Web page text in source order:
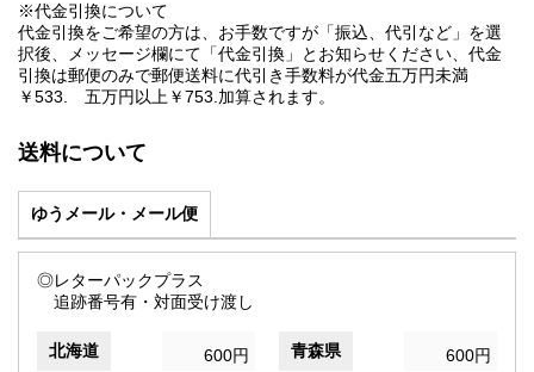
※代金引換について
代金引換をご希望の方は、お手数ですが「振込、代引など」を選
択後、メッセージ欄にて「代金引換」とお知らせください、代金
引換は郵便のみで郵便送料に代引き手数料が代金五万円未満
￥533. 五万円以上￥753.加算されます。
送料について
ゆうメール・メール便
◎レターパックプラス
追跡番号有・対面受け渡し
北海道 600円 青森県 600円